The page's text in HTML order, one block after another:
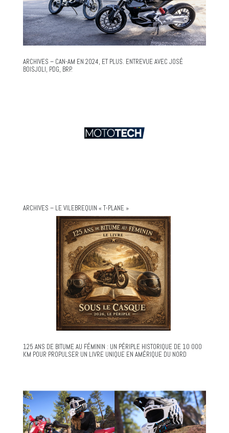
ARCHIVES – CAN-AM EN 2024, ET PLUS. ENTREVUE AVEC JOSÉ
BOISJOLI, PDG, BRP.
ARCHIVES – LE VILEBREQUIN « T-PLANE »
125 ANS DE BITUME AU FÉMININ : UN PÉRIPLE HISTORIQUE DE 10 000
KM POUR PROPULSER UN LIVRE UNIQUE EN AMÉRIQUE DU NORD